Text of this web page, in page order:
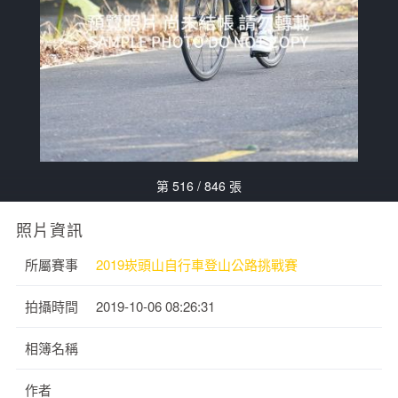
第 516 / 846 張
照片資訊
所屬賽事 2019崁頭山自行車登山公路挑戰賽
拍攝時間 2019-10-06 08:26:31
相簿名稱
作者